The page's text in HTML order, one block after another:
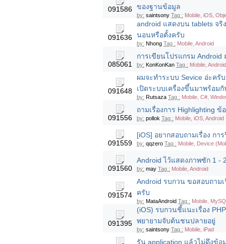
091586 ของฐานข้อมูล
by: saintsony Tag : Mobile, iOS,
091636
android แสดงบน tablets จ
นอนหรือตั้งครับ
by: Nhong Tag : Mobile, Android
085061
การเขียนโปรแกรม Android
by: KonKonKan Tag : Mobile,
091648
ผมจะทำระบบ Sevice อ่ะครั
เปิดระบบเครื่องขึ้นมาพร้อม
by: Rutsaza Tag : Mobile, C#,
091556
ถามเรื่องการ Highlighting
by: pollok Tag : Mobile, iOS, Android
091559
[iOS] อยากสอบถามเรื่อง ก
by: qqzero Tag : Mobile, Device
091560
Android ไว้แสดงภาพซัก 1 -
by: may Tag : Mobile, Android
091574
Android รบกวน ขอสอบถาม
ครับ
by: MataAndroid Tag : Mobile,
091395
(iOS) รบกวนชี้แนะเรื่อง
พยายามจับต้นชนปลายอยู่
by: saintsony Tag : Mobile, iPad
รัน application แล้วไม่ดึงข้อ